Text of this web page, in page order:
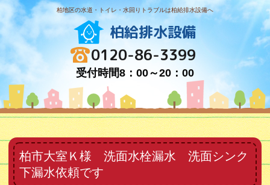
柏地区の水道・トイレ・水回りトラブルは柏給排水設備へ
柏給排水設備
0120-86-3399
受付時間8：00～20：00
柏市大室Ｋ様 洗面水栓漏水 洗面シンク
下漏水依頼です